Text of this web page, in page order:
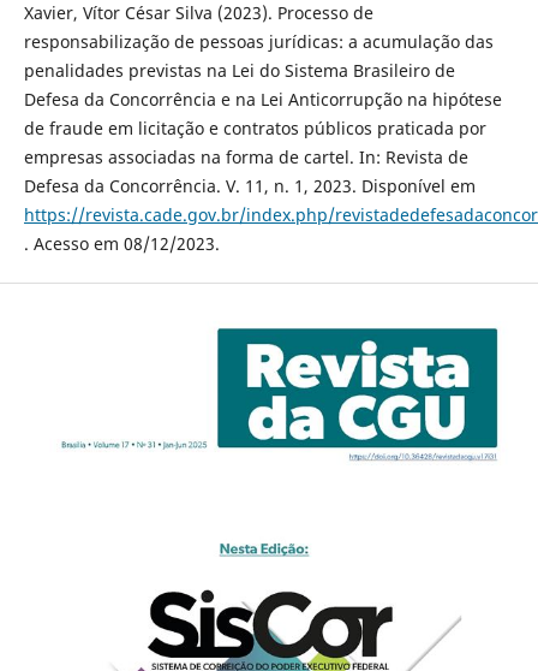
Xavier, Vítor César Silva (2023). Processo de
responsabilização de pessoas jurídicas: a acumulação das
penalidades previstas na Lei do Sistema Brasileiro de
Defesa da Concorrência e na Lei Anticorrupção na hipótese
de fraude em licitação e contratos públicos praticada por
empresas associadas na forma de cartel. In: Revista de
Defesa da Concorrência. V. 11, n. 1, 2023. Disponível em
https://revista.cade.gov.br/index.php/
. Acesso em 08/12/2023.